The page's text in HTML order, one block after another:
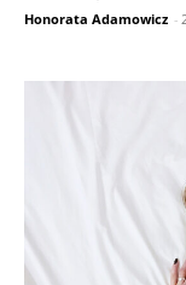
Honorata Adamowicz -